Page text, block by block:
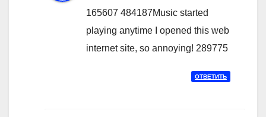
165607 484187Music started
playing anytime I opened this web
internet site, so annoying! 289775
ОТВЕТИТЬ